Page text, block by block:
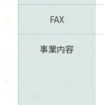
FAX
事業内容